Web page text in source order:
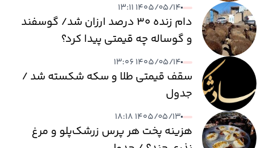
۱۴۰۵/۰۵/۱۴ ۱۳:۱۱
دام زنده ۳۰ درصد ارزان شد/ گوسفند
و گوساله چه قیمتی پیدا کرد؟
۱۴۰۵/۰۵/۱۴ ۱۳:۰۶
سقف قیمتی طلا و سکه شکسته شد /
جدول
۱۴۰۵/۰۵/۱۳ ۱۸:۱۸
هزینه پخت هر پرس زرشک‌پلو و مرغ